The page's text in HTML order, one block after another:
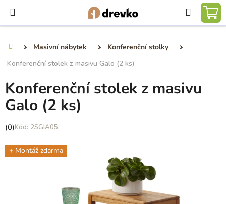
obsah
Hledat
Masivní nábytek
Konferenční stolky
Konferenční stolek z masivu Galo (2 ks)
Konferenční stolek z masivu
Galo (2 ks)
Průměrné
produktu
je
(0) 2SGIA05
+ Montáž zdarma